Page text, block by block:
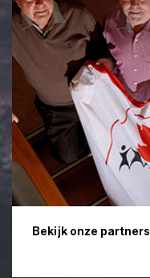
Bekijk onze partners